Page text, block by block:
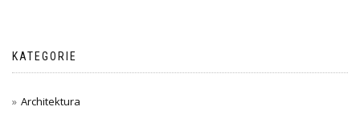
KATEGORIE
Architektura